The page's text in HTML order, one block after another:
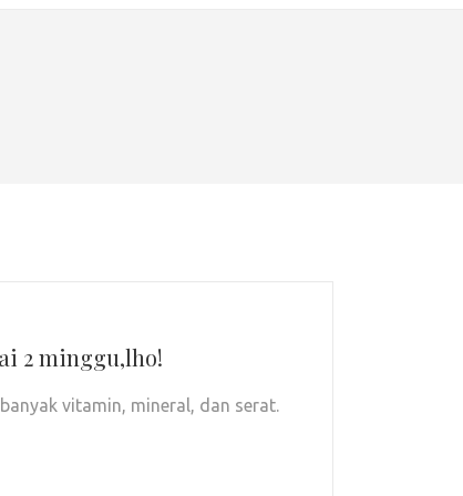
2 minggu,lho!
vitamin, mineral, dan serat.